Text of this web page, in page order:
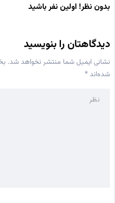
بدون نظر! اولین نفر باشید
دیدگاهتان را بنویسید
نشانی ایمیل شما منتشر نخواهد شد.
شده‌اند*